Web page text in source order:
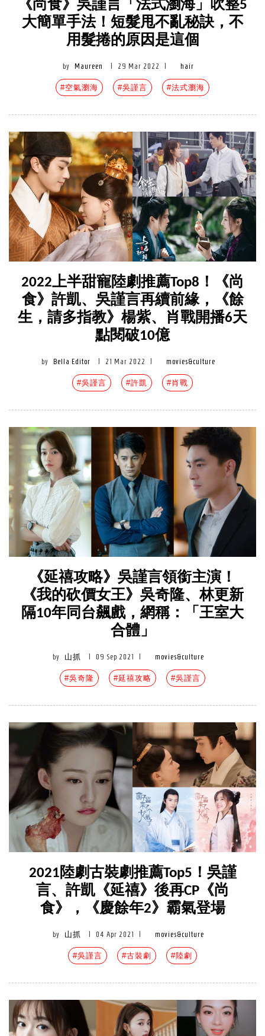
《尚食》吳謹言「法式瀏海」吹整5
大簡單手法！短髮甩不亂秘訣，不
用髮捲的原因是這個
by Maureen 29 Mar 2022 hair
#空氣瀏海 #吳謹言 #法式瀏海
2022上半甜寵陸劇推薦Top8！《尚
食》許凱、吳謹言再續前緣，《餘
生，請多指教》楊紫、肖戰開播6天
點閱破10億
by Bella Editor 21 Mar 2022 movies&culture
#吳謹言 #許凱 #肖戰
《延禧攻略》吳謹言領銜主演！
《我的砍價女王》吳奇隆、林更新
隔10年同台飆戲，網稱：「王室大
合體」
by 山抓 09 Sep 2021 movies&culture
#吳奇隆 #延禧攻略 #吳謹言
2021陸劇古裝劇推薦Top5！吳謹
言、許凱《延禧》後再CP《尚
食》，《慶餘年2》霸氣登場
by 山抓 04 Apr 2021 movies&culture
#吳謹言 #古裝劇 #陸劇